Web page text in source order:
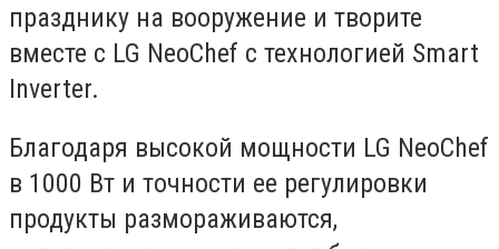
празднику на вооружение и творите
вместе с LG NeoChef с технологией Smart
Inverter.
Благодаря высокой мощности LG NeoChef
в 1000 Вт и точности ее регулировки
продукты размораживаются,